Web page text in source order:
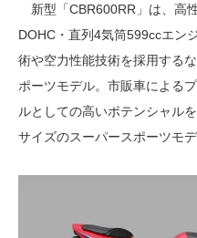
新型「CBR600RR」は、高
DOHC・直列4気筒599ccエン
術や空力性能技術を採用する
ポーツモデル。市販車による
ルとしての高いポテンシャル
サイズのスーパースポーツモ